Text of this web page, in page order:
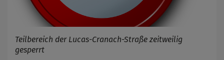
Teilbereich der Lucas-Cranach-Straße zeitweilig
gesperrt